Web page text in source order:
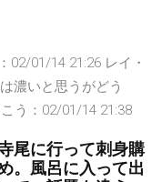
02/01/14 21:26 レイ・
濃いと思うがどう
う：02/01/14 21:38
尾に行って刺身購
。風呂に入って出